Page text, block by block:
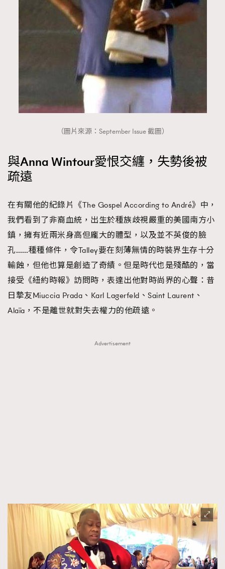
AFrenchMind
DressLikeAParisienne
EmpowerF
FashionWeek FigaroAesthetic
（圖片來源：September Issue 截圖）
與Anna Wintour愛恨交纏，失勢後被
疏遠
在有關他的紀錄片《The Gospel According to André》中，
我們看到了非裔血統，出生於種族歧視嚴重的美國南方小
鎮，擁有近兩米身高但龐大的體型，以及並不英俊的臉
孔……種種條件，令Talley要在刻薄無情的時裝界生存十分
輸蝕，但他也算是創造了奇績。但是時代也是殘酷的，當
接受《紐約時報》訪問時，表達出他對時尚界的心聲：昔
日摯友Miuccia Prada、Karl Lagerfeld、Saint Laurent、
Alaïa，不是離世就對失去權力的他疏遠。
Advertisement